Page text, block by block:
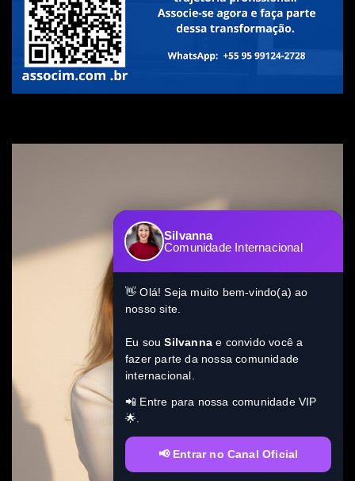
Silvanna
Comunidade Internacional
👋 Olá! Seja muito bem-vindo(a) ao
nosso site.
Eu souSilvanna e convido você a
fazer parte da nossa comunidade
internacional.
📲 Entre para nossa comunidade VIP
🌟.
📢 Entrar no Canal Oficial